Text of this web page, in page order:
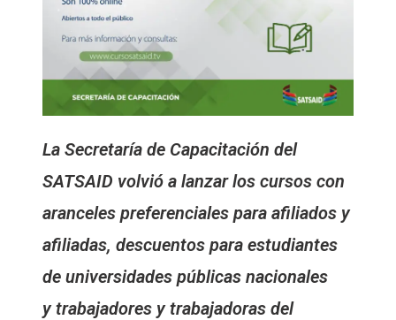
La Secretaría de Capacitación del
SATSAID volvió a lanzar los cursos con
aranceles preferenciales para afiliados y
afiliadas, descuentos para estudiantes
de universidades públicas nacionales
y trabajadores y trabajadoras del